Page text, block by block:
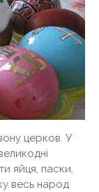
церков. У
яйця, паски,
весь народ